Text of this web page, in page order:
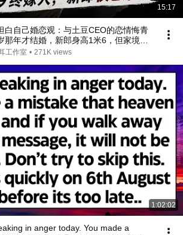
15:17
白自己婚恋观：与土豆CEO的恋情悔青
那年才结婚，新郎身高1米6，但家境不
元元离婚【有耳会员抢先看】
工作室 • 271K views
1:02:02
in anger today. You made a